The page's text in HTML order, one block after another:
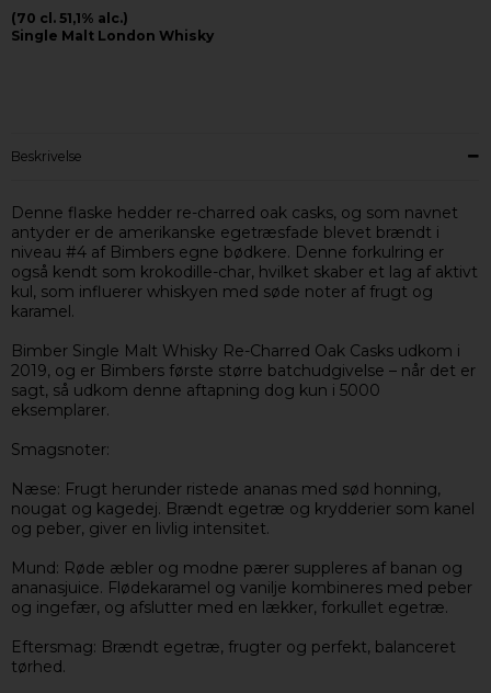
(70 cl. 51,1% alc.)
Single Malt London Whisky
Beskrivelse
Denne flaske hedder re-charred oak casks, og som navnet
antyder er de amerikanske egetræsfade blevet brændt i
niveau #4 af Bimbers egne bødkere. Denne forkulring er
også kendt som krokodille-char, hvilket skaber et lag af aktivt
kul, som influerer whiskyen med søde noter af frugt og
karamel.
Bimber Single Malt Whisky Re-Charred Oak Casks udkom i
2019, og er Bimbers første større batchudgivelse – når det er
sagt, så udkom denne aftapning dog kun i 5000
eksemplarer.
Smagsnoter:
Næse: Frugt herunder ristede ananas med sød honning,
nougat og kagedej. Brændt egetræ og krydderier som kanel
og peber, giver en livlig intensitet.
Mund: Røde æbler og modne pærer suppleres af banan og
ananasjuice. Flødekaramel og vanilje kombineres med peber
og ingefær, og afslutter med en lækker, forkullet egetræ.
Eftersmag: Brændt egetræ, frugter og perfekt, balanceret
tørhed.